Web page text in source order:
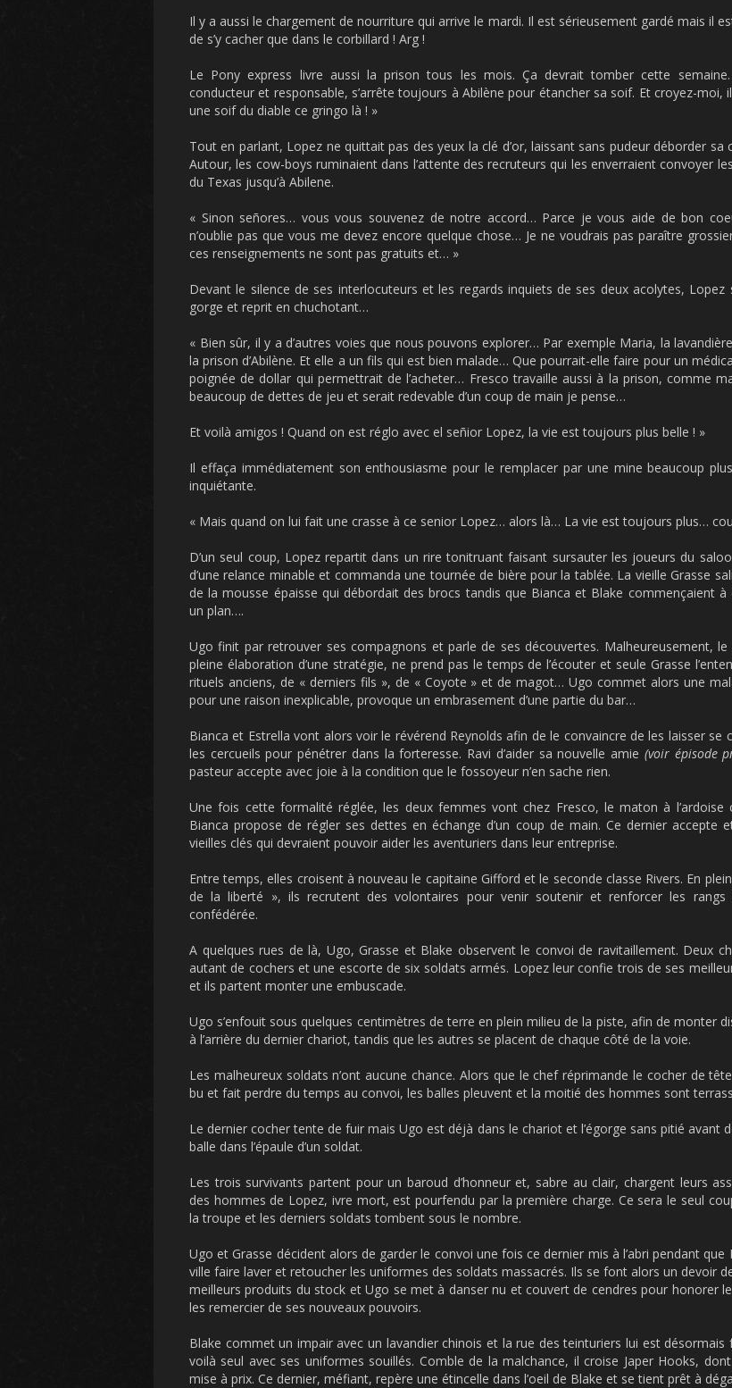
Il y a aussi le chargement de nourriture qui arrive le mardi. Il est sérieusement gardé mais il
de s’y cacher que dans le corbillard ! Arg !
Le Pony express livre aussi la prison tous les mois. Ça devrait tomber cette
conducteur et responsable, s’arrête toujours à Abilène pour étancher sa soif. Et croyez-moi,
une soif du diable ce gringo là ! »
Tout en parlant, Lopez ne quittait pas des yeux la clé d’or, laissant sans pudeur déborder sa
Autour, les cow-boys ruminaient dans l’attente des recruteurs qui les enverraient convoyer
du Texas jusqu’à Abilene.
« Sinon señores… vous vous souvenez de notre accord… Parce je vous aide de bon
n’oublie pas que vous me devez encore quelque chose… Je ne voudrais pas paraître
ces renseignements ne sont pas gratuits et… »
Devant le silence de ses interlocuteurs et les regards inquiets de ses deux acolytes, Lopez
gorge et reprit en chuchotant…
« Bien sûr, il y a d’autres voies que nous pouvons explorer… Par exemple Maria, la
la prison d’Abilène. Et elle a un fils qui est bien malade… Que pourrait-elle faire pour un
poignée de dollar qui permettrait de l’acheter… Fresco travaille aussi à la prison, comme
beaucoup de dettes de jeu et serait redevable d’un coup de main je pense…
Et voilà amigos ! Quand on est réglo avec el señior Lopez, la vie est toujours plus belle ! »
Il effaça immédiatement son enthousiasme pour le remplacer par une mine beaucoup
inquiétante.
« Mais quand on lui fait une crasse à ce senior Lopez… alors là… La vie est toujours plus…
D’un seul coup, Lopez repartit dans un rire tonitruant faisant sursauter les joueurs du
d’une relance minable et commanda une tournée de bière pour la tablée. La vieille Grasse
de la mousse épaisse qui débordait des brocs tandis que Bianca et Blake commençaient à
un plan….
Ugo finit par retrouver ses compagnons et parle de ses découvertes. Malheureusement, le
pleine élaboration d’une stratégie, ne prend pas le temps de l’écouter et seule Grasse
rituels anciens, de « derniers fils », de « Coyote » et de magot… Ugo commet alors une
pour une raison inexplicable, provoque un embrasement d’une partie du bar…
Bianca et Estrella vont alors voir le révérend Reynolds afin de le convaincre de les laisser se
les cercueils pour pénétrer dans la forteresse. Ravi d’aider sa nouvelle amie (voir épisode
pasteur accepte avec joie à la condition que le fossoyeur n’en sache rien.
Une fois cette formalité réglée, les deux femmes vont chez Fresco, le maton à l’ardoise
Bianca propose de régler ses dettes en échange d’un coup de main. Ce dernier accepte
vieilles clés qui devraient pouvoir aider les aventuriers dans leur entreprise.
Entre temps, elles croisent à nouveau le capitaine Gifford et le seconde classe Rivers. En
de la liberté », ils recrutent des volontaires pour venir soutenir et renforcer les rangs
confédérée.
A quelques rues de là, Ugo, Grasse et Blake observent le convoi de ravitaillement. Deux
autant de cochers et une escorte de six soldats armés. Lopez leur confie trois de ses
et ils partent monter une embuscade.
Ugo s’enfouit sous quelques centimètres de terre en plein milieu de la piste, afin de monter
à l’arrière du dernier chariot, tandis que les autres se placent de chaque côté de la voie.
Les malheureux soldats n’ont aucune chance. Alors que le chef réprimande le cocher de
bu et fait perdre du temps au convoi, les balles pleuvent et la moitié des hommes sont
Le dernier cocher tente de fuir mais Ugo est déjà dans le chariot et l’égorge sans pitié avant
balle dans l’épaule d’un soldat.
Les trois survivants partent pour un baroud d’honneur et, sabre au clair, chargent leurs
des hommes de Lopez, ivre mort, est pourfendu par la première charge. Ce sera le seul
la troupe et les derniers soldats tombent sous le nombre.
Ugo et Grasse décident alors de garder le convoi une fois ce dernier mis à l’abri pendant que
ville faire laver et retoucher les uniformes des soldats massacrés. Ils se font alors un devoir
meilleurs produits du stock et Ugo se met à danser nu et couvert de cendres pour honorer
les remercier de ses nouveaux pouvoirs.
Blake commet un impair avec un lavandier chinois et la rue des teinturiers lui est désormais
voilà seul avec ses uniformes souillés. Comble de la malchance, il croise Japer Hooks,
mise à prix. Ce dernier, méfiant, repère une étincelle dans l’oeil de Blake et se tient prêt à